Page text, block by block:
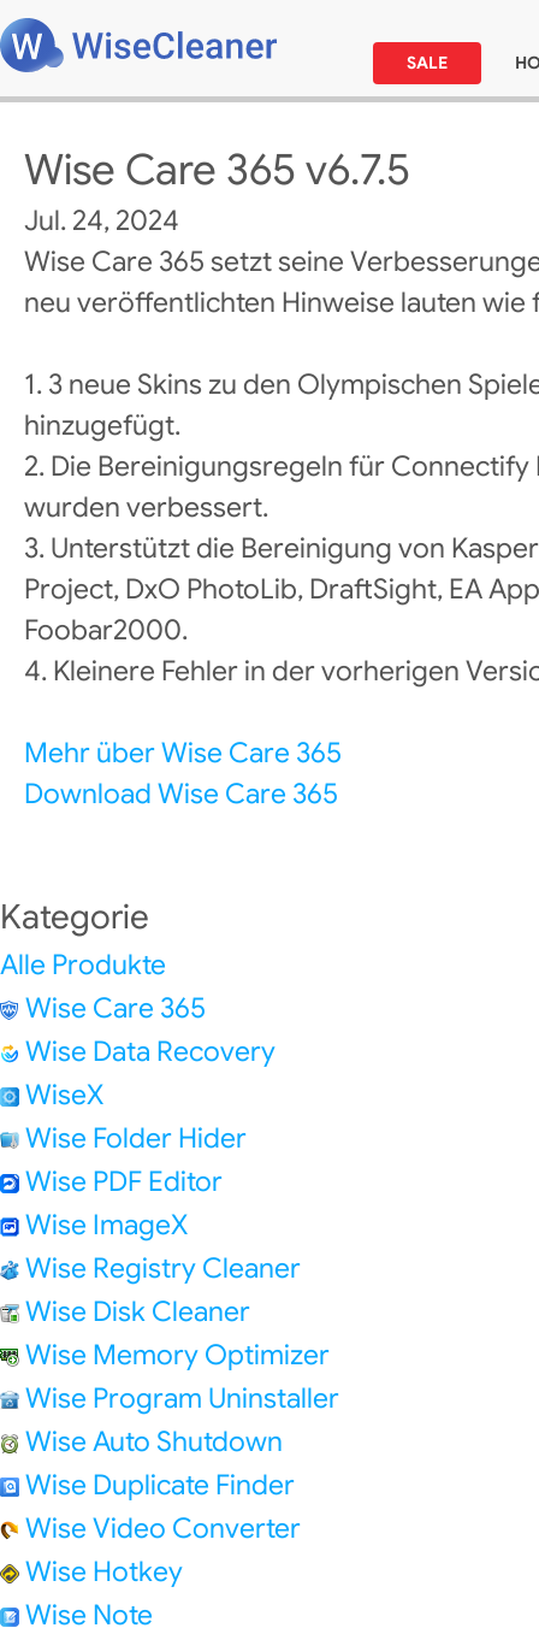
SALE
Wise Care 365 v6.7.5
Jul. 24, 2024
Wise Care 365 setzt seine
neu veröffentlichten Hinweise lauten wie
1. 3 neue Skins zu den Olympischen
hinzugefügt.
2. Die Bereinigungsregeln für Connectify
wurden verbessert.
3. Unterstützt die Bereinigung von
Project, DxO PhotoLib, DraftSight, EA
Foobar2000.
4. Kleinere Fehler in der vorherigen
Mehr über Wise Care 365
Download Wise Care 365
Kategorie
Alle Produkte
Wise Care 365
Wise Data Recovery
WiseX
Wise Folder Hider
Wise PDF Editor
Wise ImageX
Wise Registry Cleaner
Wise Disk Cleaner
Wise Memory Optimizer
Wise Program Uninstaller
Wise Auto Shutdown
Wise Duplicate Finder
Wise Video Converter
Wise Hotkey
Wise Note